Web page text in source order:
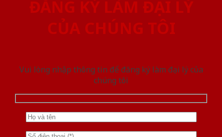
ĐĂNG KÝ LÀM ĐẠI LÝ
CỦA CHÚNG TÔI
Vui lòng nhập thông tin để đăng ký làm đại lý của
chúng tôi